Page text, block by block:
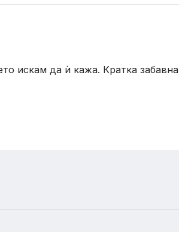
искам да ѝ кажа. Кратка